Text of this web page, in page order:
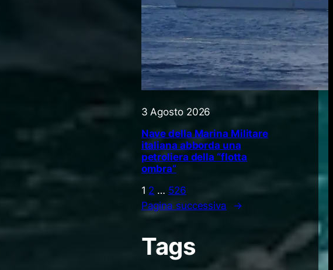
3 Agosto 2026
Nave della Marina Militare
italiana abborda una
petroliera della “flotta
ombra”
1 2 … 526
Pagina successiva
→
Tags